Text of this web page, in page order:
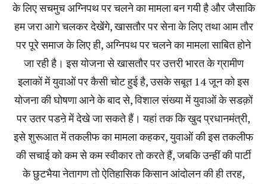
के लिए सचमुच अग्निपथ पर चलने का मामला बन गयी है और जैसाकि
हम जरा आगे चलकर देखेंगे, खासतौर पर सेना के लिए तथा आम तौर
पर पूरे समाज के लिए ही, अग्निपथ पर चलने का मामला साबित होने
जा रही है। इस योजना से खासतौर पर उत्तरी भारत के ग्रामीण
इलाकों में युवाओं पर कैसी चोट हुई है, उसके सबूत 14 जून को इस
योजना की घोषणा आने के बाद से, विशाल संख्या में युवाओं के सडक़ों
पर उतर पडऩे में देखे जा सकते हैं। यहां तक कि खुद प्रधानमंत्री,
इसे शुरूआत में तकलीफ का मामला कहकर, युवाओं की इस तकलीफ
की सचाई को कम से कम स्वीकार तो करते हैं, जबकि उन्हीं की पार्टी
के छुटभैया नेतागण तो ऐतिहासिक किसान आंदोलन की ही तरह,